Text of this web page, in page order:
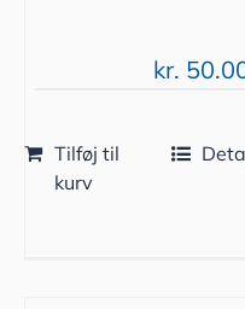
kr.
Tilføj til
kurv